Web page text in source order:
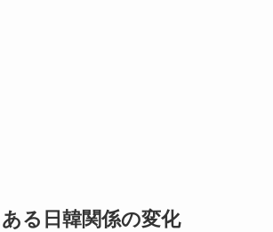
る日韓関係の変化